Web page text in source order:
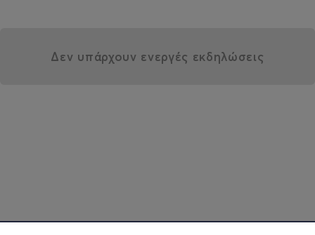
Δεν υπάρχουν ενεργές εκδηλώσεις